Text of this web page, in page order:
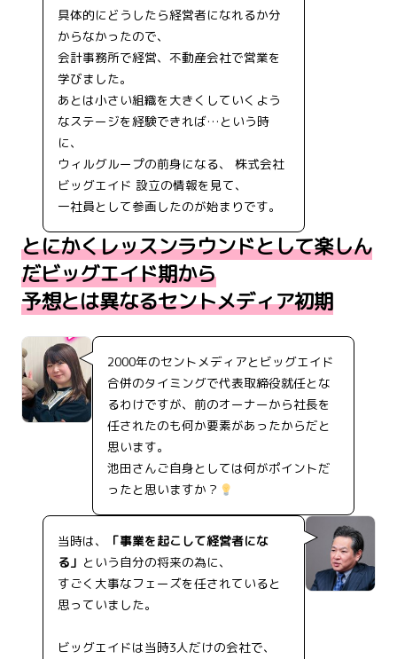
具体的にどうしたら経営者になれるか分
からなかったので、
会計事務所で経営、不動産会社で営業を
学びました。
あとは小さい組織を大きくしていくよう
なステージを経験できれば…という時
に、
ウィルグループの前身になる、 株式会社
ビッグエイド 設立の情報を見て、
一社員として参画したのが始まりです。
とにかくレッスンラウンドとして楽しん
だビッグエイド期から
予想とは異なるセントメディア初期
2000年のセントメディアとビッグエイド
合併のタイミングで代表取締役就任とな
るわけですが、前のオーナーから社長を
任されたのも何か要素があったからだと
思います。
池田さんご自身としては何がポイントだ
ったと思いますか？
当時は、
「事業を起こして経営者にな
る」 という自分の将来の為に、
すごく大事なフェーズを任されていると
思っていました。
ビッグエイドは当時3人だけの会社で、